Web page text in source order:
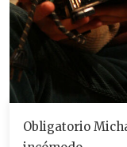
Obligatorio